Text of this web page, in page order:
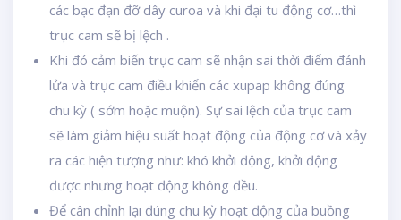
các bạc đạn đỡ dây curoa và khi đại tu động cơ…thì
trục cam sẽ bị lệch .
Khi đó cảm biến trục cam sẽ nhận sai thời điểm đánh
lửa và trục cam điều khiển các xupap không đúng
chu kỳ ( sớm hoặc muộn). Sự sai lệch của trục cam
sẽ làm giảm hiệu suất hoạt động của động cơ và xảy
ra các hiện tượng như: khó khởi động, khởi động
được nhưng hoạt động không đều.
Để cân chỉnh lại đúng chu kỳ hoạt động của buồng